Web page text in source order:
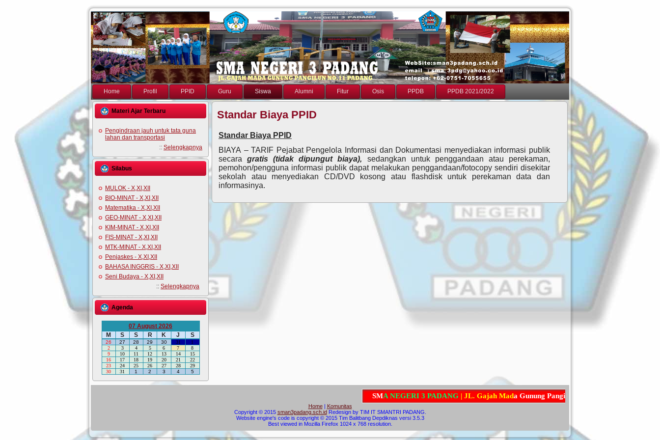
Home Profil PPID Guru Siswa Alumni Fitur Osis PPDB PPDB 2021/2022
Materi Ajar Terbaru
Pengindraan jauh untuk tata guna
lahan dan transportasi
:: Selengkapnya
Silabus
MULOK - X,XI,XII
BIO-MINAT - X,XI,XII
Matematika - X,XI,XII
GEO-MINAT - X,XI,XII
KIM-MINAT - X,XI,XII
FIS-MINAT - X,XI,XII
MTK-MINAT - X,XI,XII
Penjaskes - X,XI,XII
BAHASA INGGRIS - X,XI,XII
Seni Budaya - X,XI,XII
:: Selengkapnya
Agenda
07 August 2026
M
S S R K J S
26 27 28 29 30 31
1
2
3 4 5 6 7
8
9
10 11 12 13 14
15
16
17 18 19 20 21
22
23
24 25 26 27 28
29
30
31 1 2 3 4 5
Standar Biaya PPID
Standar Biaya PPID
BIAYA – TARIF Pejabat Pengelola Informasi dan Dokumentasi menyediakan informasi publik
secara gratis (tidak dipungut biaya), sedangkan untuk penggandaan atau perekaman,
pemohon/pengguna informasi publik dapat melakukan penggandaan/fotocopy sendiri disekitar
sekolah atau menyediakan CD/DVD kosong atau flashdisk untuk perekaman data dan
informasinya.
A NEGERI 3 PADANG | JL . Gaj ah Mada Gunung Pan gilun,
Home| Komunitas
Copyright © 2015 sman3padang.sch.idRedesign by TIM IT SMANTRI PADANG.
Website engine's code is copyright © 2015 Tim Balitbang Depdiknas versi 3.5.3
Best viewed in Mozilla Firefox 1024 x 768 resolution.